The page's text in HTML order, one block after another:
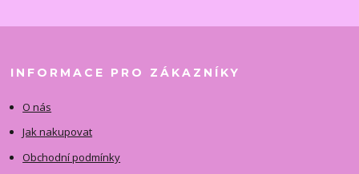
INFORMACE PRO ZÁKAZNÍKY
O nás
Jak nakupovat
Obchodní podmínky